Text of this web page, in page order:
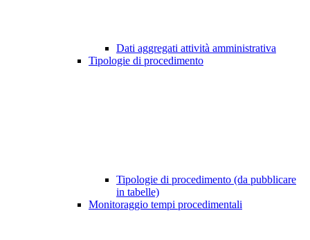
Dati aggregati attività amministrativa
Tipologie di procedimento
Tipologie di procedimento (da pubblicare
in tabelle)
Monitoraggio tempi procedimentali